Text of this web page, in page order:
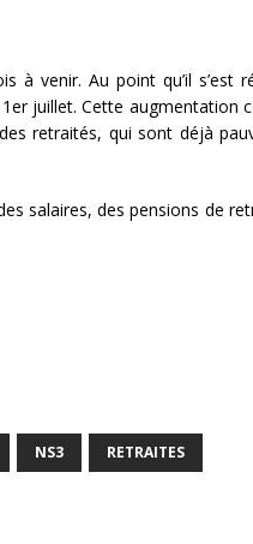
à venir. Au point qu’il s’est
juillet. Cette augmentation
retraités, qui sont déjà
salaires, des pensions de
NS3 RETRAITES